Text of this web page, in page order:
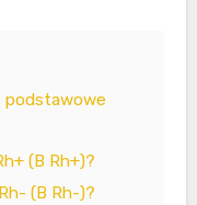
podstawowe
(B Rh+)?
(B Rh-)?